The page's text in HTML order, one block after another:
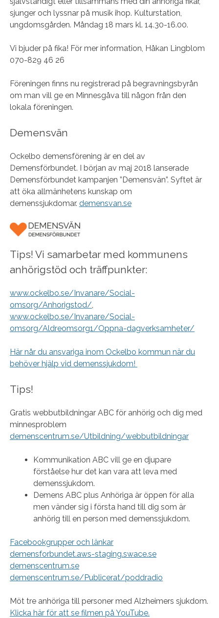
sjunger och lyssnar på musik ihop. Kulturstation,
ungdomsgården. Måndag 18 mars kl. 14.30-16.00.
Vi bjuder på fika! För mer information, Håkan Lingblom
070-829 46 26
Föreningen finns nu registrerad på begravningsbyrån
om man vill ge en Minnesgåva till någon från den
lokala föreningen.
Demensvän
Ockelbo demensförening är en del av
Demensförbundet. I början av maj 2018 lanserade
Demensförbundet kampanjen ”Demensvän”. Syftet är
att öka allmänhetens kunskap om
demenssjukdomar. demensvan.se
Tips! Vi samarbetar med kommunens
anhörigstöd och träffpunkter:
www.ockelbo.se/Invanare/Social-
omsorg/Anhorigstod/,
www.ockelbo.se/Invanare/Social-
omsorg/Aldreomsorg1/Oppna-dagverksamheter/
Här når du ansvariga inom Ockelbo kommun när du
behöver hjälp vid demenssjukdom!
Tips!
Gratis webbutbildningar ABC för anhörig och dig med
minnesproblem
demenscentrum.se/Utbildning/webbutbildningar
Kommunikation ABC vill ge en djupare
förståelse hur det kan vara att leva med
demenssjukdom.
Demens ABC plus Anhöriga är öppen för alla
men vänder sig i första hand till dig som är
anhörig till en person med demenssjukdom.​
Facebookgrupper och länkar
demensforbundet.aws-staging.swace.se
demenscentrum.se
demenscentrum.se/Publicerat/poddradio
Möt tre anhöriga till personer med Alzheimers sjukdom.
Klicka här för att se filmen på YouTube.